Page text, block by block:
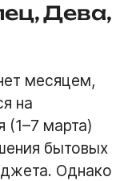
Дева,
месяцем,
на
(1–7 марта)
бытовых
Однако